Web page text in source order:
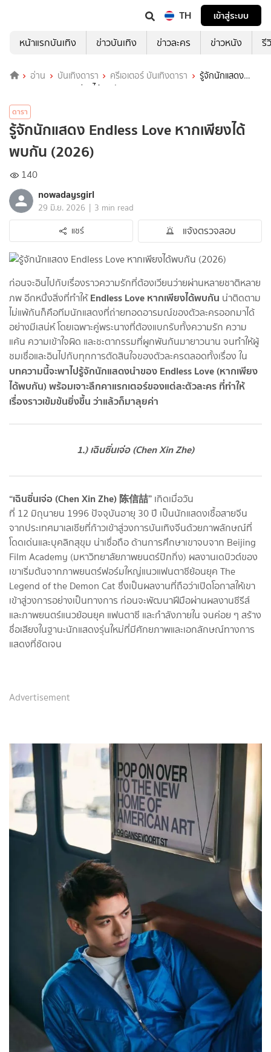
TH
เข้าสู่ระบบ
หน้าแรกบันเทิง
ข่าวบันเทิง ข่าวละคร ข่าวหนัง รี
อ่าน บันเทิงดารา ครีเอเตอร์ บันเทิงดารา
รู้จักนักแสดง
Endless Love หากเพียงได้พบกัน (2026)
ดารา
รู้จักนักแสดง Endless Love หากเพียงได้
พบกัน (2026)
140
nowadaysgirl
29 มิ.ย. 2026 | 3 min read
แชร์
แจ้งตรวจสอบ
ก่อนจะอินไปกับเรื่องราวความรักที่ต้องเวียนว่ายผ่านหลายชาติหลาย
ภพ อีกหนึ่งสิ่งที่ทำให้Endless Love หากเพียงได้พบกัน น่าติดตาม
ไม่แพ้กันก็คือทีมนักแสดงที่ถ่ายทอดอารมณ์ของตัวละครออกมาได้
อย่างมีเสน่ห์ โดยเฉพาะคู่พระนางที่ต้องแบกรับทั้งความรัก ความ
แค้น ความเข้าใจผิด และชะตากรรมที่ผูกพันกันมายาวนาน จนทำให้ผู้
ชมเชื่อและอินไปกับทุกการตัดสินใจของตัวละครตลอดทั้งเรื่อง ใน
บทความนี้จะพาไปรู้จักนักแสดงนำของ Endless Love (หากเพียง
ได้พบกัน) พร้อมเจาะลึกคาแรกเตอร์ของแต่ละตัวละคร ที่ทำให้
เรื่องราวเข้มข้นยิ่งขึ้น ว่าแล้วก็มาลุยค่า
1.) เฉินซิ่นเจ่อ (Chen Xin Zhe)
“เฉินซิ่นเจ่อ (Chen Xin Zhe) 陈信喆” เกิดเมื่อวัน
ที่ 12 มิถุนายน 1996 ปัจจุบันอายุ 30 ปี เป็นนักแสดงเชื้อสายจีน
จากประเทศมาเลเซียที่ก้าวเข้าสู่วงการบันเทิงจีนด้วยภาพลักษณ์ที่
โดดเด่นและบุคลิกสุขุม น่าเชื่อถือ ด้านการศึกษาเขาจบจาก Beijing
Film Academy (มหาวิทยาลัยภาพยนตร์ปักกิ่ง) ผลงานเดบิวต์ของ
เขาเริ่มต้นจากภาพยนตร์ฟอร์มใหญ่แนวแฟนตาซีย้อนยุค The
Legend of the Demon Cat ซึ่งเป็นผลงานที่ถือว่าเปิดโอกาสให้เขา
เข้าสู่วงการอย่างเป็นทางการ ก่อนจะพัฒนาฝีมือผ่านผลงานซีรีส์
และภาพยนตร์แนวย้อนยุค แฟนตาซี และกำลังภายใน จนค่อย ๆ สร้าง
ชื่อเสียงในฐานะนักแสดงรุ่นใหม่ที่มีศักยภาพและเอกลักษณ์ทางการ
แสดงที่ชัดเจน
Advertisement